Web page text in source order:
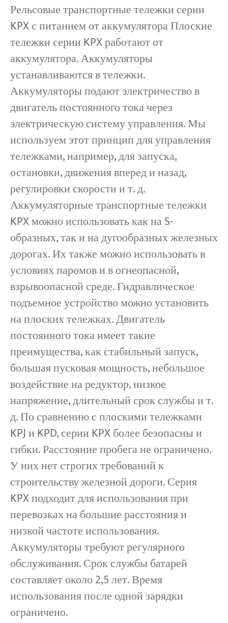
Новости
Заявления
О нас
Свяжитесь с Нами
Рельсовые транспортные тележки серии
KPX с питанием от аккумулятора Плоские
тележки серии KPX работают от
аккумулятора. Аккумуляторы
устанавливаются в тележки.
Аккумуляторы подают электричество в
двигатель постоянного тока через
электрическую систему управления. Мы
используем этот принцип для управления
тележками, например, для запуска,
остановки, движения вперед и назад,
регулировки скорости и т. д.
Аккумуляторные транспортные тележки
KPX можно использовать как на S-
образных, так и на дугообразных железных
дорогах. Их также можно использовать в
условиях паромов и в огнеопасной,
взрывоопасной среде. Гидравлическое
подъемное устройство можно установить
на плоских тележках. Двигатель
постоянного тока имеет такие
преимущества, как стабильный запуск,
большая пусковая мощность, небольшое
воздействие на редуктор, низкое
напряжение, длительный срок службы и т.
д. По сравнению с плоскими тележками
KPJ и KPD, серии KPX более безопасны и
гибки. Расстояние пробега не ограничено.
У них нет строгих требований к
строительству железной дороги. Серия
KPX подходит для использования при
перевозках на большие расстояния и
низкой частоте использования.
Аккумуляторы требуют регулярного
обслуживания. Срок службы батарей
составляет около 2,5 лет. Время
использования после одной зарядки
ограничено.